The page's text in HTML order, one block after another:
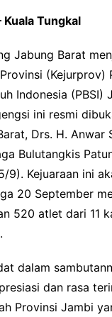
Tungkal
Jabung Barat
(Kejurprov)
Indonesia (PBSI)
ini resmi
Drs. H. Anwar
Bulutangkis
9). Kejuaraan ini
20 September
520 atlet dari 11
dalam
dan rasa
Provinsi Jambi